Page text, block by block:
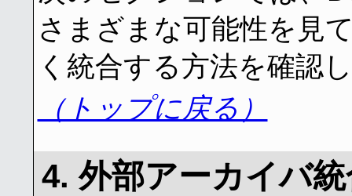
さまざまな可能性を見
く統合する方法を確認
（トップに戻る）
4. 外部アーカイバ